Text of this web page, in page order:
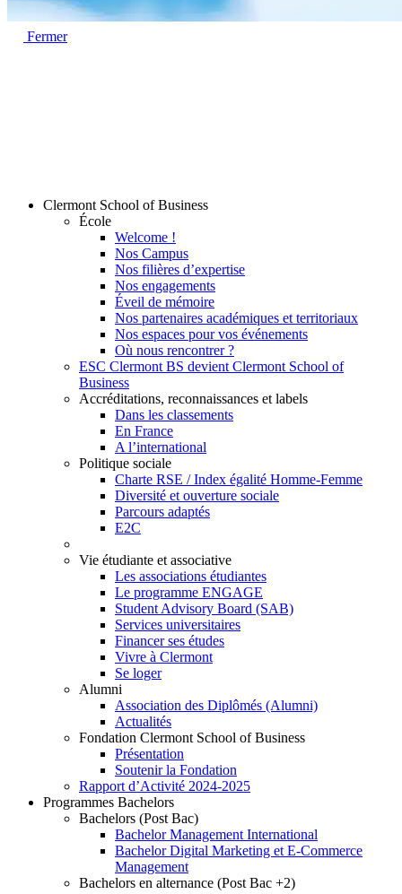
Fermer
Clermont School of Business
École
Welcome !
Nos Campus
Nos filières d’expertise
Nos engagements
Éveil de mémoire
Nos partenaires académiques et territoriaux
Nos espaces pour vos événements
Où nous rencontrer ?
ESC Clermont BS devient Clermont School of
Business
Accréditations, reconnaissances et labels
Dans les classements
En France
A l’international
Politique sociale
Charte RSE / Index égalité Homme-Femme
Diversité et ouverture sociale
Parcours adaptés
E2C
Vie étudiante et associative
Les associations étudiantes
Le programme ENGAGE
Student Advisory Board (SAB)
Services universitaires
Financer ses études
Vivre à Clermont
Se loger
Alumni
Association des Diplômés (Alumni)
Actualités
Fondation Clermont School of Business
Présentation
Soutenir la Fondation
Rapport d’Activité 2024-2025
Programmes Bachelors
Bachelors (Post Bac)
Bachelor Management International
Bachelor Digital Marketing et E-Commerce
Management
Bachelors en alternance (Post Bac +2)